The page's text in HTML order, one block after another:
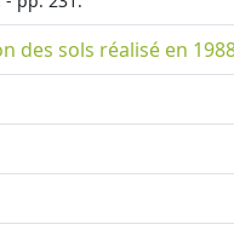
des sols réalisé en